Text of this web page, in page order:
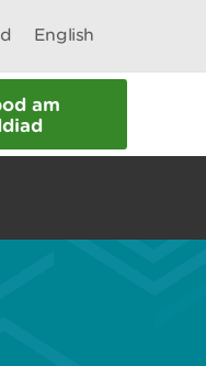
English
am